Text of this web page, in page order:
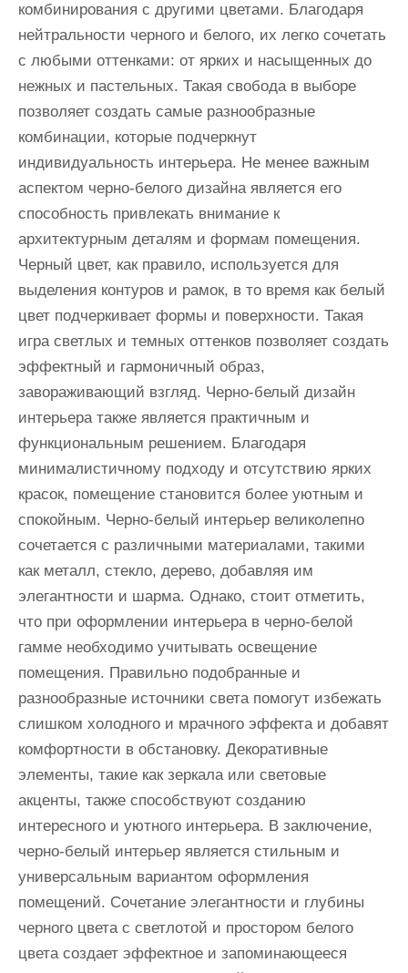
комбинирования с другими цветами. Благодаря
нейтральности черного и белого, их легко сочетать
с любыми оттенками: от ярких и насыщенных до
нежных и пастельных. Такая свобода в выборе
позволяет создать самые разнообразные
комбинации, которые подчеркнут
индивидуальность интерьера. Не менее важным
аспектом черно-белого дизайна является его
способность привлекать внимание к
архитектурным деталям и формам помещения.
Черный цвет, как правило, используется для
выделения контуров и рамок, в то время как белый
цвет подчеркивает формы и поверхности. Такая
игра светлых и темных оттенков позволяет создать
эффектный и гармоничный образ,
завораживающий взгляд. Черно-белый дизайн
интерьера также является практичным и
функциональным решением. Благодаря
минималистичному подходу и отсутствию ярких
красок, помещение становится более уютным и
спокойным. Черно-белый интерьер великолепно
сочетается с различными материалами, такими
как металл, стекло, дерево, добавляя им
элегантности и шарма. Однако, стоит отметить,
что при оформлении интерьера в черно-белой
гамме необходимо учитывать освещение
помещения. Правильно подобранные и
разнообразные источники света помогут избежать
слишком холодного и мрачного эффекта и добавят
комфортности в обстановку. Декоративные
элементы, такие как зеркала или световые
акценты, также способствуют созданию
интересного и уютного интерьера. В заключение,
черно-белый интерьер является стильным и
универсальным вариантом оформления
помещений. Сочетание элегантности и глубины
черного цвета с светлотой и простором белого
цвета создает эффектное и запоминающееся